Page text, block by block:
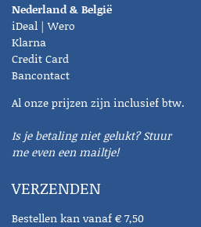
Nederland & België
iDeal | Wero
Klarna
Credit Card
Bancontact
Al onze prijzen zijn inclusief btw.
Is je betaling niet gelukt? Stuur
me even een mailtje!
VERZENDEN
Bestellen kan vanaf € 7,50